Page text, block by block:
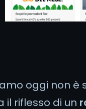
oggi non è
il riflesso di un